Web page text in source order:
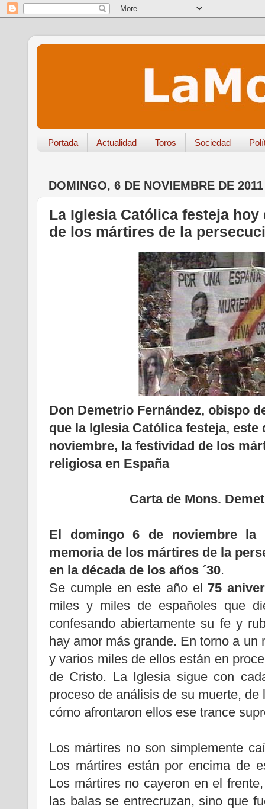
Portada Actualidad Toros Sociedad
DOMINGO, 6 DE NOVIEMBRE DE 2011
La Iglesia Católica festeja
de los mártires de la
Don Demetrio Fernández, obispo
que la Iglesia Católica festeja, este
noviembre, la festividad de los
religiosa en España
Carta de Mons.
El domingo 6 de noviembre la
memoria de los mártires de la
en la década de los años ´30.
Se cumple en este año el 75
miles y miles de españoles que
confesando abiertamente su fe y
hay amor más grande. En torno a
y varios miles de ellos están en
de Cristo. La Iglesia sigue con
proceso de análisis de su muerte,
cómo afrontaron ellos ese trance
Los mártires no son simplemente
Los mártires están por encima de
Los mártires no cayeron en el
las balas se entrecruzan, sino que